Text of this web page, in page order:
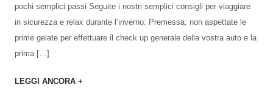
pochi semplici passi Seguite i nostri semplici consigli per viaggiare
in sicurezza e relax durante l’inverno: Premessa: non aspettate le
prime gelate per effettuare il check up generale della vostra auto e la
prima […]
LEGGI ANCORA +